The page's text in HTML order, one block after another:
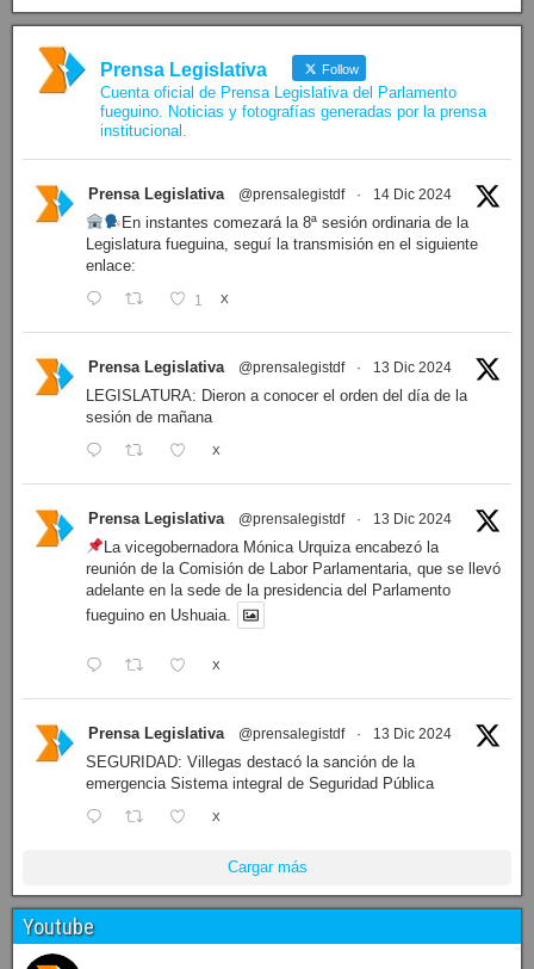
Prensa Legislativa Follow
Cuenta oficial de Prensa Legislativa del Parlamento
fueguino. Noticias y fotografías generadas por la prensa
institucional.
Prensa Legislativa @prensalegistdf · 14 Dic 2024
En instantes comezará la 8ª sesión ordinaria de la
Legislatura fueguina, seguí la transmisión en el siguiente
enlace:
1 X
Prensa Legislativa @prensalegistdf · 13 Dic 2024
LEGISLATURA: Dieron a conocer el orden del día de la
sesión de mañana
X
Prensa Legislativa @prensalegistdf · 13 Dic 2024
La vicegobernadora Mónica Urquiza encabezó la
reunión de la Comisión de Labor Parlamentaria, que se llevó
adelante en la sede de la presidencia del Parlamento
fueguino en Ushuaia.
X
Prensa Legislativa @prensalegistdf · 13 Dic 2024
SEGURIDAD: Villegas destacó la sanción de la
emergencia Sistema integral de Seguridad Pública
X
Cargar más
Youtube